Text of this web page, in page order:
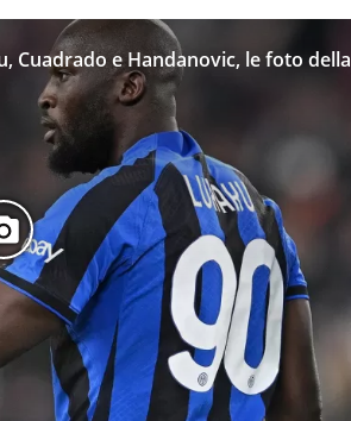
Cuadrado e Handanovic, le foto della